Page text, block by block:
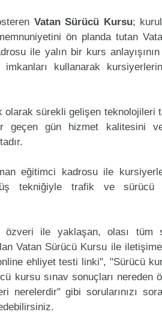
Vatan Sürücü Kursu;
ön planda tutan
ile yalın bir kurs
kullanarak
olarak sürekli gelişen teknolojileri
geçen gün hizmet kalitesini ve
eğitimci kadrosu ile
tekniğiyle trafik ve sürücü
özveri ile yaklaşan, olası tüm
Vatan Sürücü Kursu ile
ehliyet testi linki", "Sürücü
kursu sınav sonuçları nereden
nerelerdir" gibi sorularınızı